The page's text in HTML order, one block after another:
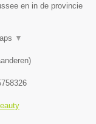
en in de provincie
▼
)